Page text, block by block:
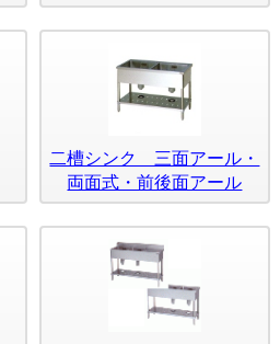
二槽シンク 三面アール・
両面式・前後面アール